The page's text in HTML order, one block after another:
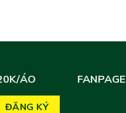
ÁO FANPAGE